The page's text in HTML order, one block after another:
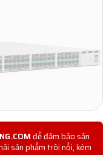
để đảm bảo sản
sản phẩm trôi nổi, kém